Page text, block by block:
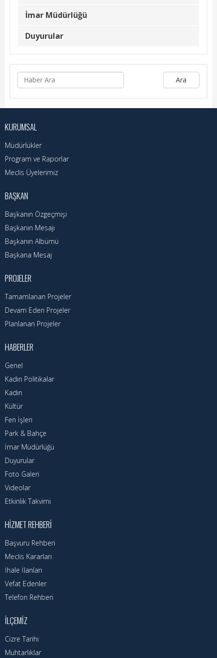
Kadın Politikalar
Kadın
Kültür
Fen İşleri
Park & Bahçe
Foto Galeri
Etkinlik Takvimi
Hizmet Rehberi
Meclis Kararları
İhale İlanları
İlçemiz
Cizre Tarihi
Muhtarlıklar
Nöbetçi Eczaneler
Turizm Rehberi
Hava Durumu
İmar Müdürlüğü
Duyurular
Ara
KURUMSAL
Müdürlükler
Program ve Raporlar
Meclis Üyelerimiz
BAŞKAN
Başkanın Özgeçmişi
Başkanın Mesajı
Başkanın Albümü
Başkana Mesaj
PROJELER
Tamamlanan Projeler
Devam Eden Projeler
Planlanan Projeler
HABERLER
Genel
Kadın Politikalar
Kadın
Kültür
Fen İşleri
Park & Bahçe
İmar Müdürlüğü
Duyurular
Foto Galeri
Videolar
Etkinlik Takvimi
HIZMET REHBERI
Başvuru Rehberi
Meclis Kararları
İhale İlanları
Vefat Edenler
Telefon Rehberi
İLÇEMIZ
Cizre Tarihi
Muhtarlıklar